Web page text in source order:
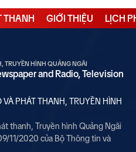
6
tối 01/8
7
xử lý sai phạm điểm
Quang
6 tuổi có thể được
THANH GIỚI THIỆU LỊCH
TRUYỀN HÌNH QUẢNG NGÃI
and Radio, Television
PHÁT THANH, TRUYỀN HÌNH
thanh, Truyền hình Quảng Ngãi
11/2020 của Bộ Thông tin và